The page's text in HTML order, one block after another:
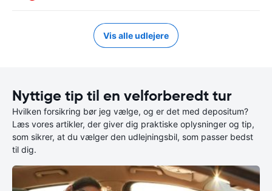
Vis alle udlejere
Nyttige tip til en velforberedt tur
Hvilken forsikring bør jeg vælge, og er det med depositum?
Læs vores artikler, der giver dig praktiske oplysninger og tip,
som sikrer, at du vælger den udlejningsbil, som passer bedst
til dig.